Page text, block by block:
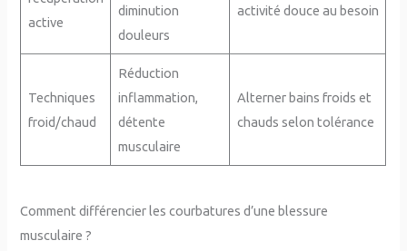
active
diminution
douleurs
activité douce au besoin
Techniques
froid/chaud
Réduction
inflammation,
détente
musculaire
Alterner bains froids et
chauds selon tolérance
Comment différencier les courbatures d’une blessure
musculaire ?